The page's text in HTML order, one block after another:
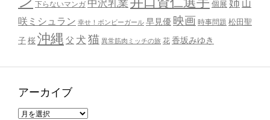
下らないマンガ 中沢乳業 個展 姉 山
咲ミシュラン 幸せ！ボンビーガール 早見優 映画 時事問題 松田聖
子 桜 沖縄 父 犬 猫 異常筋肉ミッチの旅 花 香坂みゆき
アーカイブ
ア